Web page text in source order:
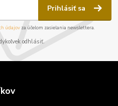
Prihlásiť sa
údajov za účelom zasielania newslettera.
odhlásiť.